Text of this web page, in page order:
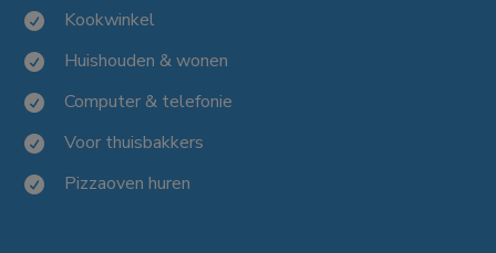
 Kookwinkel
 Huishouden & wonen
 Computer & telefonie
 Voor thuisbakkers
 Pizzaoven huren